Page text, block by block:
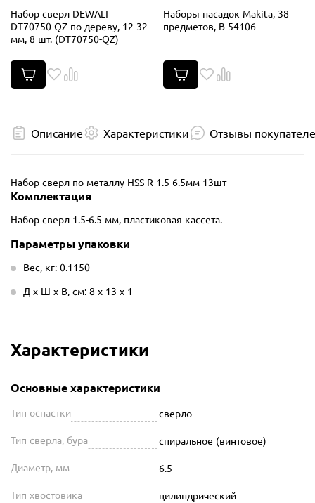
Набор сверл DEWALT
DT70750-QZ по дереву, 12-32
мм, 8 шт. (DT70750-QZ)
Наборы насадок Makita, 38
предметов, B-54106
Описание Характеристики Отзывы
Набор сверл по металлу HSS-R 1.5-6.5мм 13шт
Комплектация
Набор сверл 1.5-6.5 мм, пластиковая кассета.
Параметры упаковки
Вес, кг: 0.1150
Д х Ш х В, см: 8 х 13 х 1
Характеристики
Основные характеристики
Тип оснастки сверло
Тип сверла, бура спиральное (винтовое)
Диаметр, мм 6.5
Тип хвостовика цилиндрический